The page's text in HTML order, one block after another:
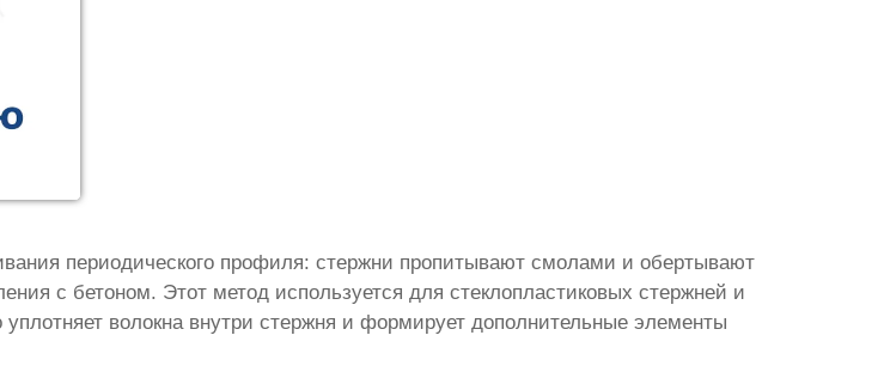
периодического профиля: стержни пропитывают смолами и обертывают
с бетоном. Этот метод используется для стеклопластиковых стержней и
волокна внутри стержня и формирует дополнительные элементы